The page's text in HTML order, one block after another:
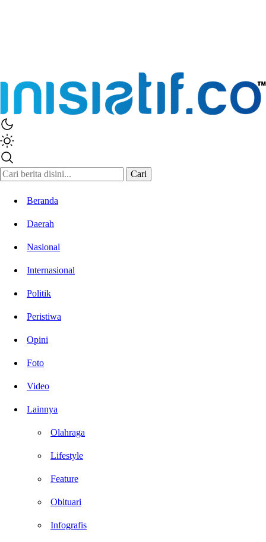
Inisiatif.co
Stay Connected Stay Informed
Cari
Beranda
Daerah
Nasional
Internasional
Politik
Peristiwa
Opini
Foto
Video
Lainnya
Olahraga
Lifestyle
Feature
Obituari
Infografis